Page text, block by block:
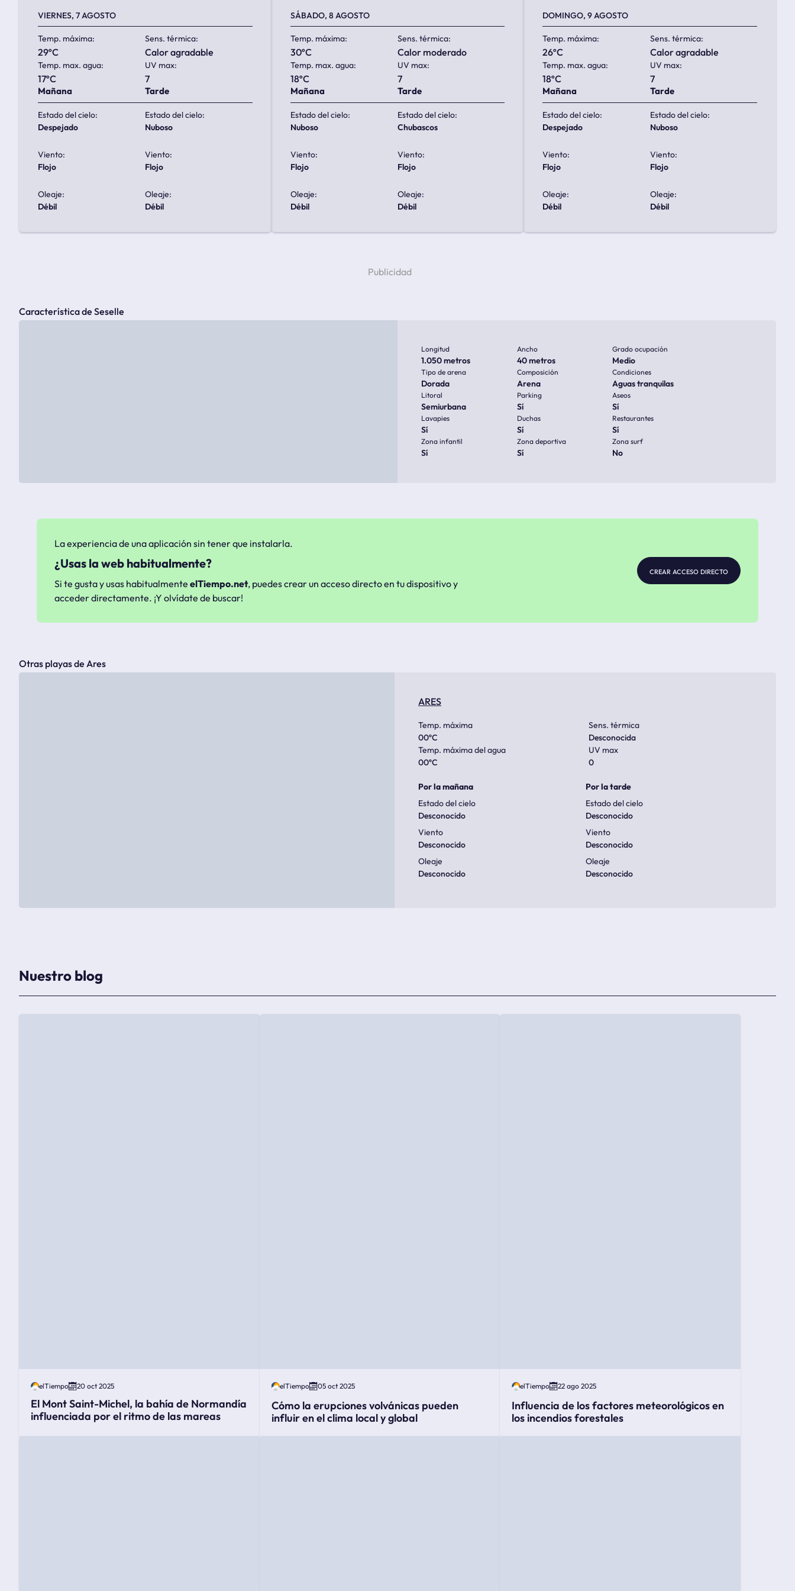
VIERNES, 7 AGOSTO
Temp. máxima:
29ºC
Sens. térmica:
calor agradable
Temp. max. agua:
17ºC
UV max:
7
Mañana
Estado del cielo:
despejado
Viento:
flojo
Oleaje:
débil
Tarde
Estado del cielo:
nuboso
Viento:
flojo
Oleaje:
débil
SÁBADO, 8 AGOSTO
Temp. máxima:
30ºC
Sens. térmica:
calor moderado
Temp. max. agua:
18ºC
UV max:
7
Mañana
Estado del cielo:
nuboso
Viento:
flojo
Oleaje:
débil
Tarde
Estado del cielo:
chubascos
Viento:
flojo
Oleaje:
débil
DOMINGO, 9 AGOSTO
Temp. máxima:
26ºC
Sens. térmica:
calor agradable
Temp. max. agua:
18ºC
UV max:
7
Mañana
Estado del cielo:
despejado
Viento:
flojo
Oleaje:
débil
Tarde
Estado del cielo:
nuboso
Viento:
flojo
Oleaje:
débil
Característica de Seselle
Longitud
1.050 metros
Ancho
40 metros
Grado ocupación
Medio
Tipo de arena
Dorada
Composición
Arena
Condiciones
Aguas tranquilas
Litoral
Semiurbana
Parking
Sí
Aseos
Sí
Lavapies
Sí
Duchas
Sí
Restaurantes
Sí
Zona infantil
Sí
Zona deportiva
Sí
Zona surf
No
La experiencia de una aplicación sin tener que instalarla.
¿Usas la web habitualmente?
Si te gusta y usas habitualmente elTiempo.net, puedes crear un acceso directo en tu dispositivo y
acceder directamente. ¡Y olvídate de buscar!
crear acceso directo
Otras playas de Ares
ARES
Temp. máxima
00ºC
Sens. térmica
Desconocida
Temp. máxima del agua
00ºC
UV max
0
Por la mañana
Estado del cielo
Desconocido
Viento
Desconocido
Oleaje
Desconocido
Por la tarde
Estado del cielo
Desconocido
Viento
Desconocido
Oleaje
Desconocido
Nuestro blog
elTiempo 20 oct 2025
El Mont Saint-Michel, la bahía de Normandía
influenciada por el ritmo de las mareas
elTiempo 05 oct 2025
Cómo la erupciones volvánicas pueden
influir en el clima local y global
elTiempo 22 ago 2025
Influencia de los factores meteorológicos en
los incendios forestales